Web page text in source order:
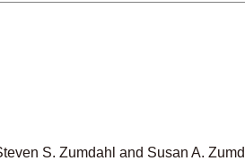
S. Zumdahl and Susan A.